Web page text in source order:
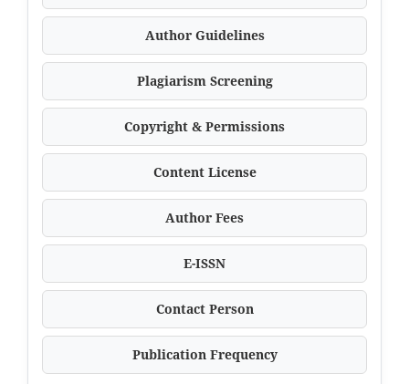
Author Guidelines
Plagiarism Screening
Copyright & Permissions
Content License
Author Fees
E-ISSN
Contact Person
Publication Frequency